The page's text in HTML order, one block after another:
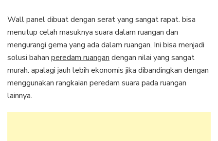
Wall panel dibuat dengan serat yang sangat rapat. bisa
menutup celah masuknya suara dalam ruangan dan
mengurangi gema yang ada dalam ruangan. Ini bisa menjadi
solusi bahan peredam ruangandengan nilai yang sangat
murah. apalagi jauh lebih ekonomis jika dibandingkan dengan
menggunakan rangkaian peredam suara pada ruangan
lainnya.